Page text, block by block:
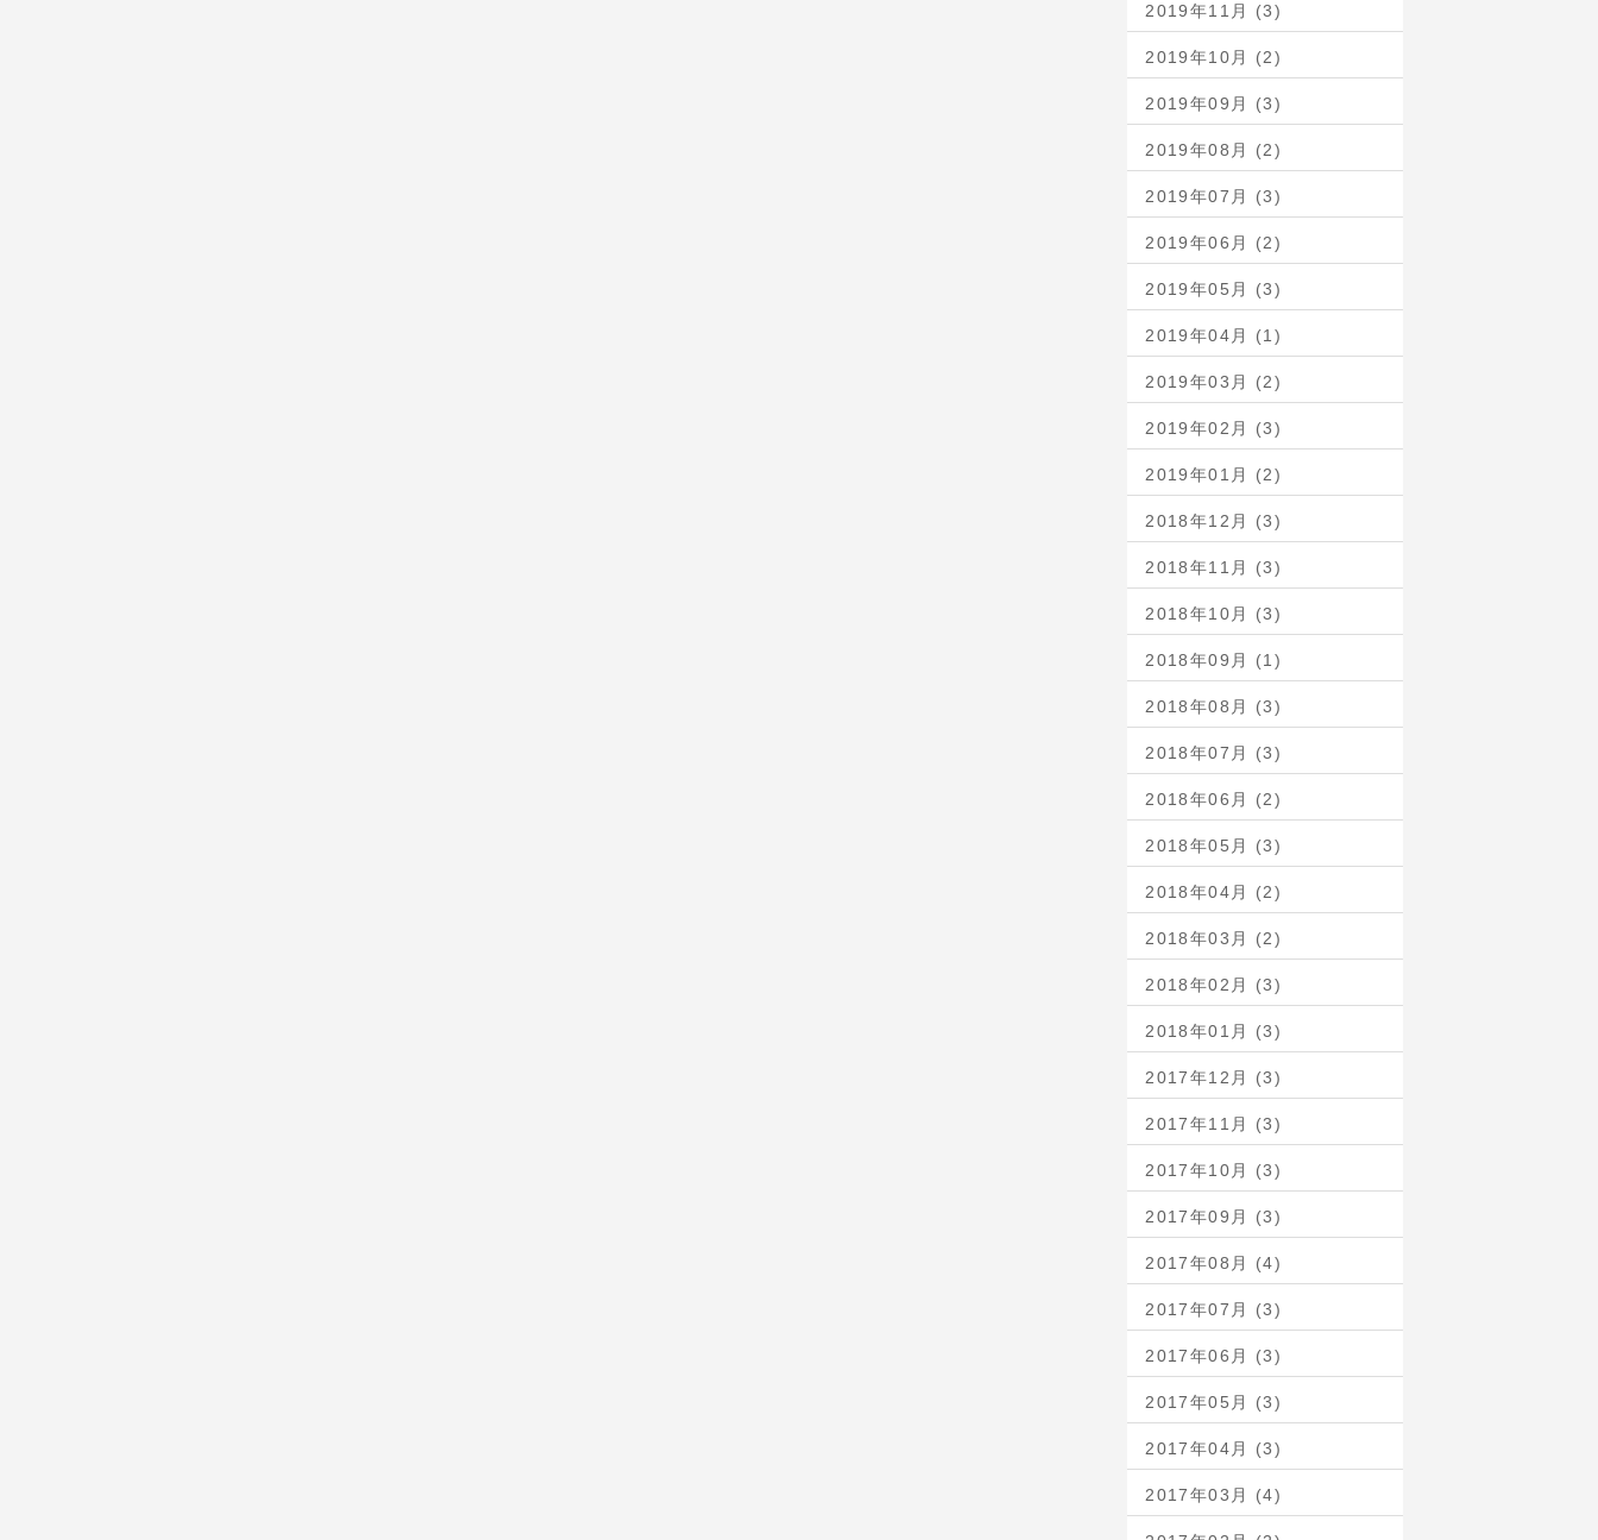
2019年11月 (3)
2019年10月 (2)
2019年09月 (3)
2019年08月 (2)
2019年07月 (3)
2019年06月 (2)
2019年05月 (3)
2019年04月 (1)
2019年03月 (2)
2019年02月 (3)
2019年01月 (2)
2018年12月 (3)
2018年11月 (3)
2018年10月 (3)
2018年09月 (1)
2018年08月 (3)
2018年07月 (3)
2018年06月 (2)
2018年05月 (3)
2018年04月 (2)
2018年03月 (2)
2018年02月 (3)
2018年01月 (3)
2017年12月 (3)
2017年11月 (3)
2017年10月 (3)
2017年09月 (3)
2017年08月 (4)
2017年07月 (3)
2017年06月 (3)
2017年05月 (3)
2017年04月 (3)
2017年03月 (4)